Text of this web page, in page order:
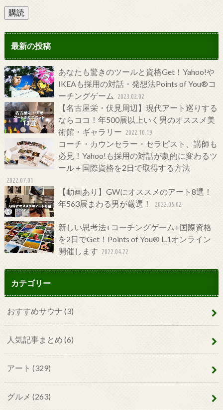
購読
最新の投稿
あなたも驚きのツールと資格Get！Yahoo!や
IKEAも採用の対話・発想法Points of You®コ
ーチングゲーム
2023.02.02
【名古屋栄・伏見周辺】現代アート巡りする
ならココ！年500展以上いく男のオススメ美
術館・ギャラリー 2022.10.19
コーチ・カウンセラー・セラピスト、講師も
必見！Yahoo!も採用の対話が劇的に変わるツ
ール＋国際資格を2日で取得する方法
2022.07.01
【動画あり】GWにオススメのアート8選！
年563展まわる男が厳選！
2022.05.02
新しい思考法+コーチングゲーム+国際資格
を2日でGet！Points of You® L.1オンライン
開催します 2022.04.22
カテゴリー
おすすめサウナ (3)
人気記事まとめ (6)
アート (329)
グルメ (263)